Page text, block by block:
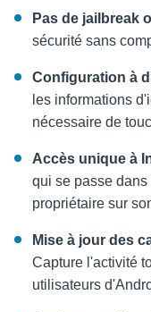
Pas de jailbreak
sécurité sans
Configuration à
les informations
nécessaire de
Accès unique à
qui se passe
propriétaire sur
Mise à jour des
Capture l'activité
utilisateurs